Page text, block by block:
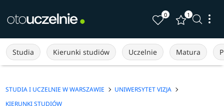
0 1
Studia Kierunki studiów Uczelnie Matura
STUDIA I UCZELNIE W WARSZAWIE
UNIWERSYTET VIZJA
KIERUNKI STUDIÓW